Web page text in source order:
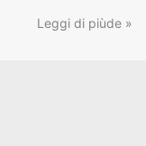
Leggi di piùde »